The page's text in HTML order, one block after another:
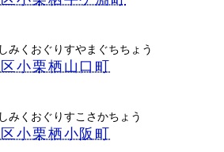
みくおぐりすやまぐちちょう
小栗栖山口町
みくおぐりすこさかちょう
小栗栖小阪町